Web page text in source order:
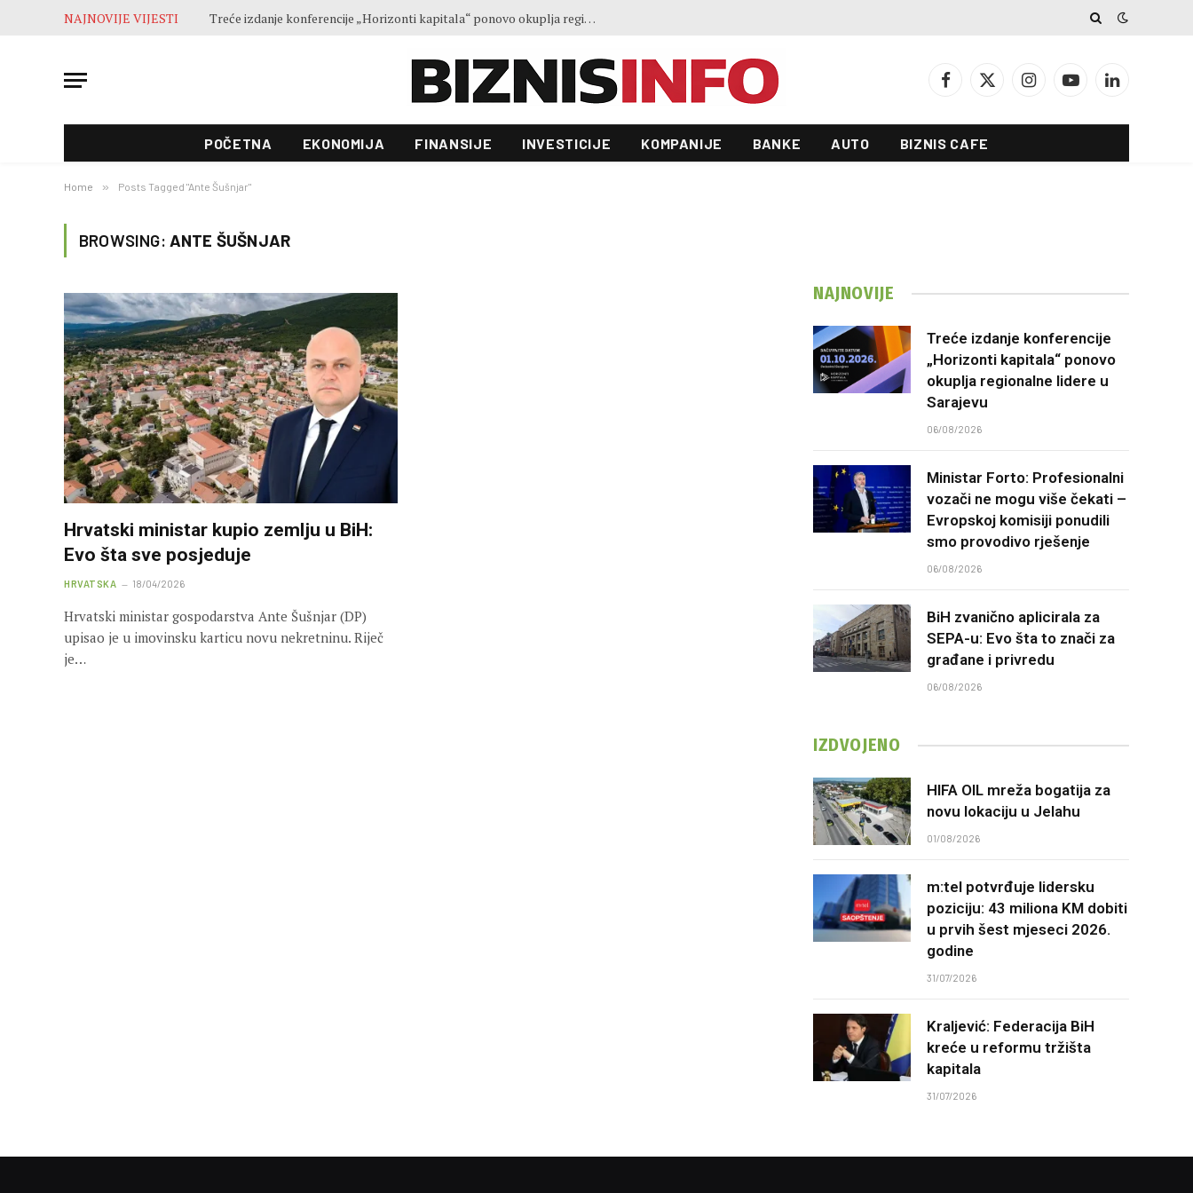
NAJNOVIJE VIJESTI Treće izdanje konferencije „Horizonti kapitala“ ponovo okuplja regionalne lidere u Sarajevu
Facebook
X
InstagramYouTubeLinkedIn
POČETNA EKONOMIJA FINANSIJE INVESTICIJE KOMPANIJE BANKE AUTO BIZNIS CAFE
Home » Posts Tagged "Ante Šušnjar"
BROWSING: ANTE ŠUŠNJAR
Hrvatski ministar kupio zemlju u BiH:
Evo šta sve posjeduje
HRVATSKA 18/04/2026
Hrvatski ministar gospodarstva Ante Šušnjar (DP)
upisao je u imovinsku karticu novu nekretninu. Riječ
je…
NAJNOVIJE
Treće izdanje konferencije
„Horizonti kapitala“ ponovo
okuplja regionalne lidere u
Sarajevu
06/08/2026
Ministar Forto: Profesionalni
vozači ne mogu više čekati –
Evropskoj komisiji ponudili
smo provodivo rješenje
06/08/2026
BiH zvanično aplicirala za
SEPA-u: Evo šta to znači za
građane i privredu
06/08/2026
IZDVOJENO
HIFA OIL mreža bogatija za
novu lokaciju u Jelahu
01/08/2026
m:tel potvrđuje lidersku
poziciju: 43 miliona KM dobiti
u prvih šest mjeseci 2026.
godine
31/07/2026
Kraljević: Federacija BiH
kreće u reformu tržišta
kapitala
31/07/2026